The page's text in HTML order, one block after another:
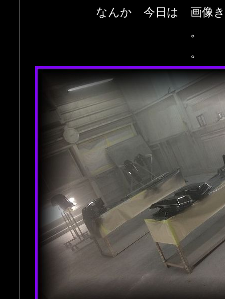
なんか 今日は 画像き
。
。